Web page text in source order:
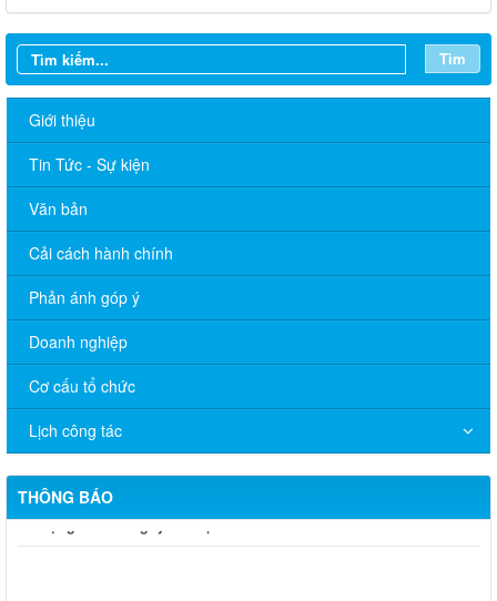
Tìm
Giới thiệu
Tin Tức - Sự kiện
Văn bản
Cải cách hành chính
Phản ánh góp ý
Doanh nghiệp
Cơ cấu tổ chức
Lịch công tác
THÔNG BÁO
Quyết định 672/QĐ-UBND về việc cho phép chuyển mục đích